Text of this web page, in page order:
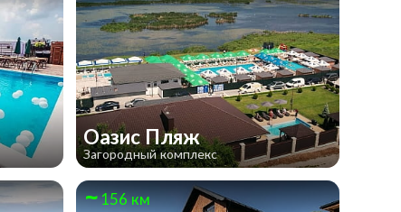
Оазис Пляж
Загородный комплекс
156 км